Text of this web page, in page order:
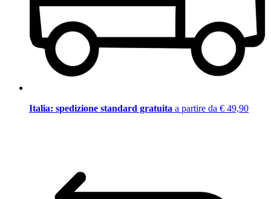
Italia: spedizione standard gratuita a partire da € 49,90